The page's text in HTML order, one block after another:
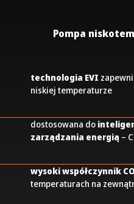
technologia EVI
niskiej temperaturze
dostosowana do
zarządzania energią –
wysoki współczynnik
temperaturach na
Pompa